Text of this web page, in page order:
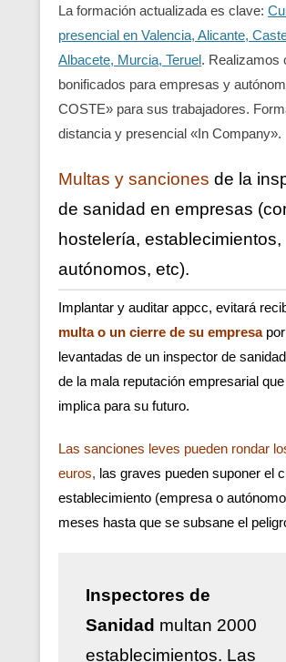
La formación actualizada es clave:
presencial en Valencia, Alicante,
Albacete, Murcia, Teruel. Realizamos
bonificados para empresas y
COSTE» para sus trabajadores.
distancia y presencial «In Company».
Multas y sanciones de la
de sanidad en empresas
hostelería, establecimientos,
autónomos, etc).
Implantar y auditar appcc, evitará
multa o un cierre de su empresa
levantadas de un inspector de
de la mala reputación empresarial
implica para su futuro.
Las sanciones leves pueden rondar
euros, las graves pueden suponer el
establecimiento (empresa o
meses hasta que se subsane el
Inspectores de
Sanidad multan 2000
establecimientos. Las